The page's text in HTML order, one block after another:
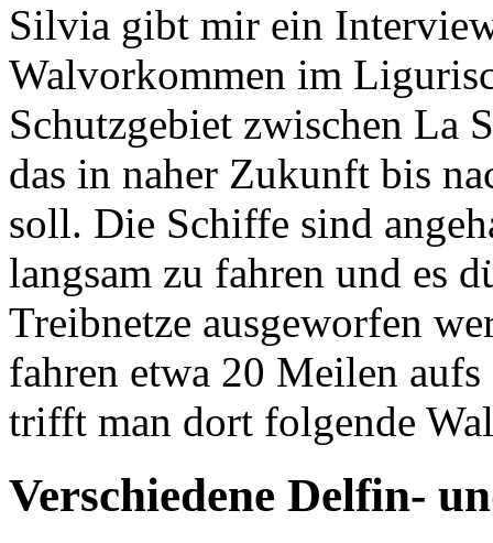
Silvia gibt mir ein
Walvorkommen im
Schutzgebiet zwischen La
das in naher Zukunft bis
soll. Die Schiffe sind
langsam zu fahren und es
Treibnetze ausgeworfen
fahren etwa 20 Meilen
trifft man dort folgende
Verschiedene Delfin-